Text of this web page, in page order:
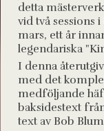
detta
vid två sessions
mars, ett år
legendariska
I denna
med det
medföljande
baksidestext
text av Bob